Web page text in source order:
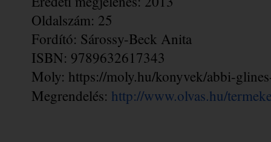
Oldalszám: 25
Fordító: Sárossy-Beck Anita
ISBN: 9789632617343
Moly: https://moly.hu/konyvek/abbi-
Megrendelés: http://www.olvas.hu/